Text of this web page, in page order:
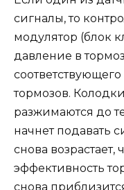
сигналы, то
модулятор (блок
давление в
тормозов.
разжимаются до
начнет подавать
снова возрастает,
эффективность
снова